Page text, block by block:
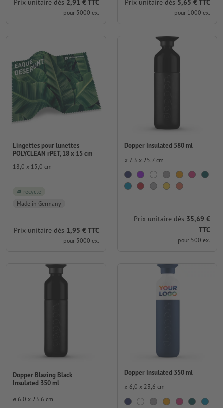
Prix unitaire dès 2,91 € TTC
pour 5000 ex.
Prix unitaire dès 5,65 € TTC
pour 1000 ex.
Lingettes pour lunettes
POLYCLEAN rPET, 18 x 15 cm
18,0 x 15,0 cm
recyclé
Made in Germany
Prix unitaire dès 1,95 € TTC
pour 5000 ex.
Dopper Insulated 580 ml
⌀ 7,3 x 25,7 cm
Prix unitaire dès 35,69 €
TTC
pour 500 ex.
Dopper Blazing Black
Insulated 350 ml
⌀ 6,0 x 23,6 cm
Dopper Insulated 350 ml
⌀ 6,0 x 23,6 cm